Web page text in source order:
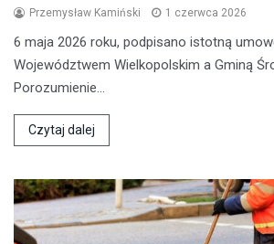
Przemysław Kamiński 1 czerwca 2026
6 maja 2026 roku, podpisano istotną
Województwem Wielkopolskim a Gminą
Porozumienie…
Czytaj dalej